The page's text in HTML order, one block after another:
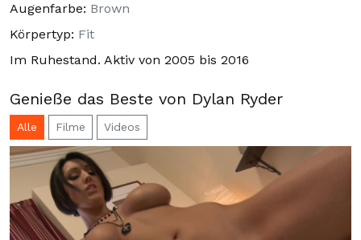
Augenfarbe: Brown
Körpertyp: Fit
Im Ruhestand. Aktiv von 2005 bis 2016
Genieße das Beste von Dylan Ryder
Alle Filme Videos